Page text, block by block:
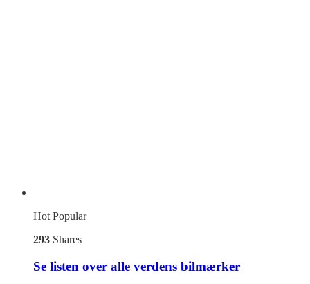
Hot Popular
293 Shares
Se listen over alle verdens bilmærker